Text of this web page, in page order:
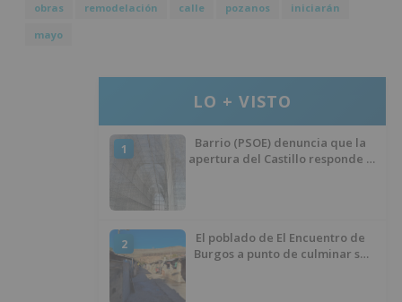
obras remodelación calle pozanos
iniciarán
mayo
LO + VISTO
1
Barrio (PSOE) denuncia que la
apertura del Castillo responde a
2
El poblado de El Encuentro de
Burgos a punto de culminar su